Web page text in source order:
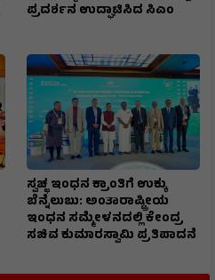
ಪ್ರದರ್ಶನ ಉದ್ಘಾಟಿಸಿದ ಸಿಎಂ
ಸ್ವಚ್ಛ ಇಂಧನ ಕ್ರಾಂತಿಗೆ ಉಕ್ಕು
ಬೆನ್ನೆಲುಬು: ಅಂತಾರಾಷ್ಟ್ರೀಯ
ಇಂಧನ ಸಮ್ಮೇಳನದಲ್ಲಿ ಕೇಂದ್ರ
ಸಚಿವ ಕುಮಾರಸ್ವಾಮಿ ಪ್ರತಿಪಾದನೆ